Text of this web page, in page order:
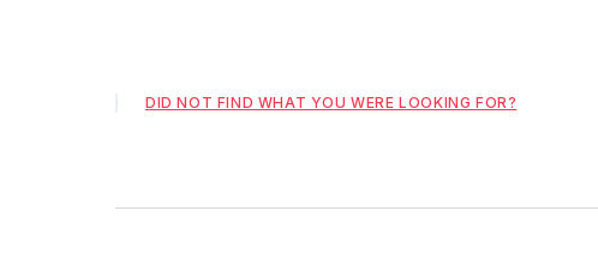
DID NOT FIND WHAT YOU WERE LOOKING FOR?